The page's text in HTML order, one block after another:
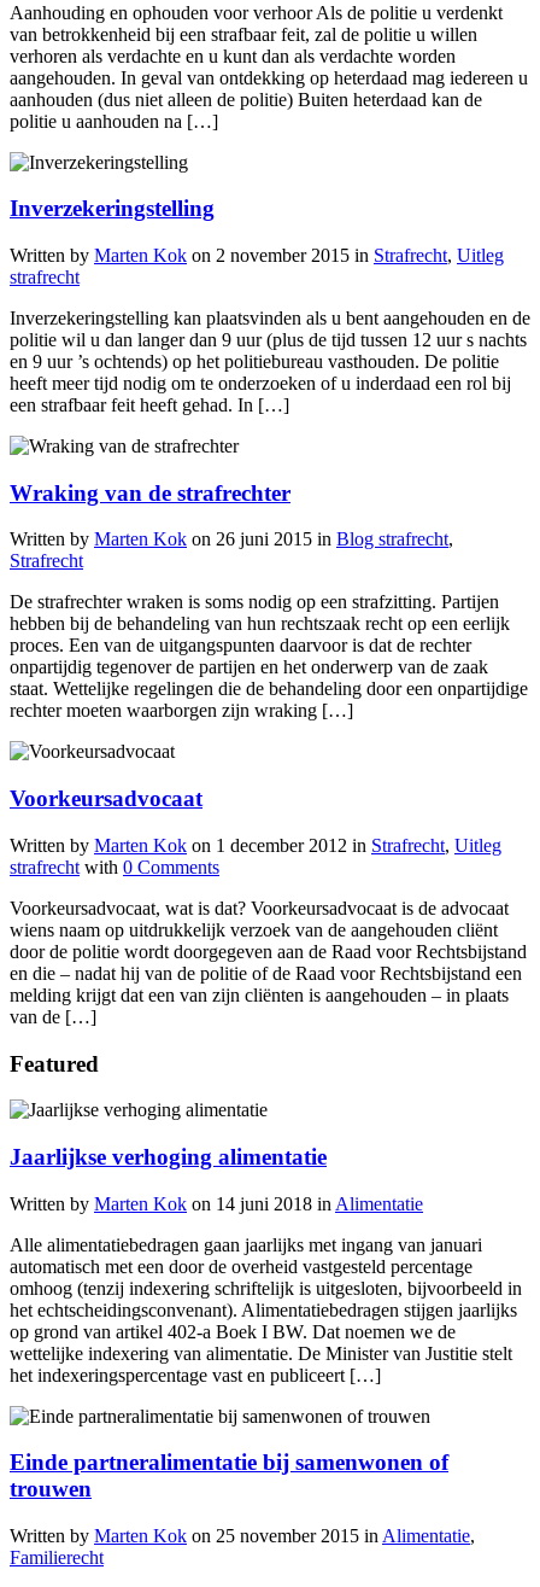
Aanhouding en ophouden voor verhoor Als de politie u verdenkt
van betrokkenheid bij een strafbaar feit, zal de politie u willen
verhoren als verdachte en u kunt dan als verdachte worden
aangehouden. In geval van ontdekking op heterdaad mag iedereen u
aanhouden (dus niet alleen de politie) Buiten heterdaad kan de
politie u aanhouden na […]
Inverzekeringstelling
Written by Marten Kok on 2 november 2015 in Strafrecht, Uitleg
strafrecht
Inverzekeringstelling kan plaatsvinden als u bent aangehouden en de
politie wil u dan langer dan 9 uur (plus de tijd tussen 12 uur s nachts
en 9 uur ’s ochtends) op het politiebureau vasthouden. De politie
heeft meer tijd nodig om te onderzoeken of u inderdaad een rol bij
een strafbaar feit heeft gehad. In […]
Wraking van de strafrechter
Written by Marten Kok on 26 juni 2015 in Blog strafrecht,
Strafrecht
De strafrechter wraken is soms nodig op een strafzitting. Partijen
hebben bij de behandeling van hun rechtszaak recht op een eerlijk
proces. Een van de uitgangspunten daarvoor is dat de rechter
onpartijdig tegenover de partijen en het onderwerp van de zaak
staat. Wettelijke regelingen die de behandeling door een onpartijdige
rechter moeten waarborgen zijn wraking […]
Voorkeursadvocaat
Written by Marten Kok on 1 december 2012 in Strafrecht, Uitleg
strafrecht with 0 Comments
Voorkeursadvocaat, wat is dat? Voorkeursadvocaat is de advocaat
wiens naam op uitdrukkelijk verzoek van de aangehouden cliënt
door de politie wordt doorgegeven aan de Raad voor Rechtsbijstand
en die – nadat hij van de politie of de Raad voor Rechtsbijstand een
melding krijgt dat een van zijn cliënten is aangehouden – in plaats
van de […]
Featured
Jaarlijkse verhoging alimentatie
Written by Marten Kok on 14 juni 2018 in Alimentatie
Alle alimentatiebedragen gaan jaarlijks met ingang van januari
automatisch met een door de overheid vastgesteld percentage
omhoog (tenzij indexering schriftelijk is uitgesloten, bijvoorbeeld in
het echtscheidingsconvenant). Alimentatiebedragen stijgen jaarlijks
op grond van artikel 402-a Boek I BW. Dat noemen we de
wettelijke indexering van alimentatie. De Minister van Justitie stelt
het indexeringspercentage vast en publiceert […]
Einde partneralimentatie bij samenwonen of
trouwen
Written by Marten Kok on 25 november 2015 in Alimentatie,
Familierecht